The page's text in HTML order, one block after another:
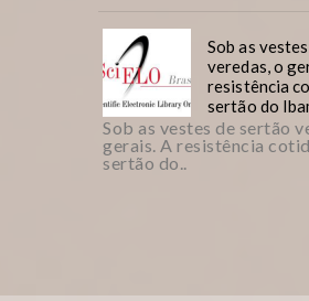
Sob as
veredas, o
resistência
sertão do
Sob as vestes de sertão
gerais. A resistência
sertão do..